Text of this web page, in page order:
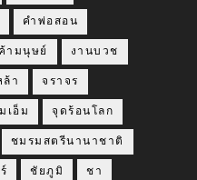
คำพ่อสอน
ค้ามนุษย์ งานบวช
า จราจร
เอ็ม จุดร้อนโลก
ชมรมสตรีนานาชาติ
ชัยภูมิ ชา